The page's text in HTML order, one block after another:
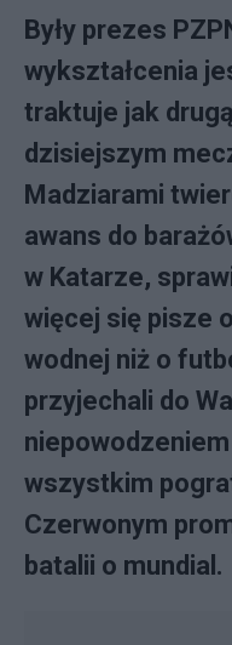
Były prezes
wykształcenia
traktuje jak
dzisiejszym
Madziarami
awans do
w Katarze,
więcej się pisze
wodnej niż o
przyjechali do
wszystkim
Czerwonym
batalii o mundial.